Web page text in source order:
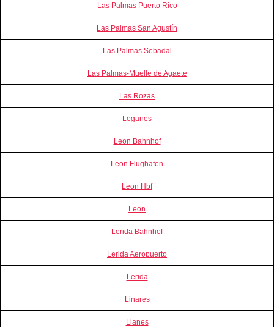
Las Palmas Puerto Rico
Las Palmas San Agustín
Las Palmas Sebadal
Las Palmas-Muelle de Agaete
Las Rozas
Leganes
Leon Bahnhof
Leon Flughafen
Leon Hbf
Leon
Lerida Bahnhof
Lerida Aeropuerto
Lerida
Linares
Llanes